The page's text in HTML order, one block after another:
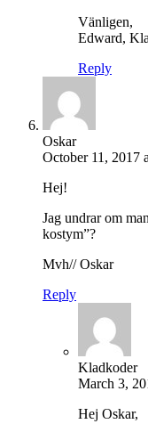
Vänligen,
Edward,
Reply
Oskar
October 11, 2017
Hej!
Jag undrar om
kostym”?
Mvh// Oskar
Reply
Kladkoder
March 3,
Hej Oskar,